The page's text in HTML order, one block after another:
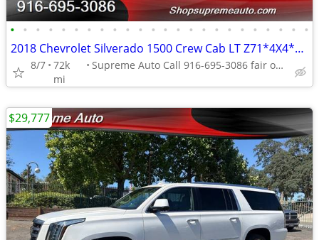
• • • • • • • • • • • • • • • • • • • • • • • •
2018 Chevrolet Silverado 1500 Crew Cab LT Z71*4X4*Long Bed*Rear Camera
8/7 72k
mi
Supreme Auto Call 916-695-3086 fair oaks
$29,777